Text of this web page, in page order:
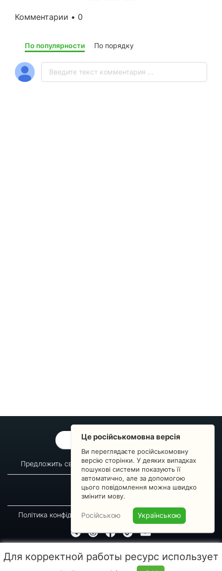
Комментарии • 0
По популярности По порядку
ОБРАТНАЯ СВЯЗЬ
Предложить свой вопрос Статистика изменений
О сервисе
Преподавателям
Новости
Пульс страны
Політика конфіденційності Угода підписника
Копирование, перепечатка либо использование материалов данной страницы для
воспроизведения, переноса на другие носители информации запрещено. Время
Це російськомовна версія
Ви переглядаєте російськомовну
версію сторінки. У деяких випадках
пошукові системи показують її
автоматично, але за допомогою
цього повідомлення можна швидко
змінити мову.
Російською Українською
Для корректной работы ресурс использует